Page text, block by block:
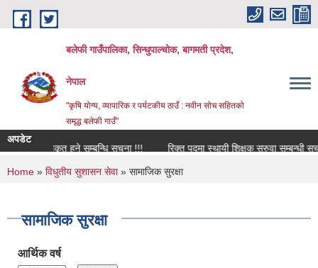
Skip to main content
बलेफी गाउँपालिका, सिन्धुपाल्चोक, बागमती प्रदेश,
नेपाल
"कृषि योग्य, व्यापारिक र पर्यटकीय ठाउँ : नवीन सोच सहितको
समृद्ध बलेफी गाउँ"
अपडेट
तथा सूचिकृत हुने सम्बन्धि सूचना !!!
रिक्त पदमा स्थायी शिक्षक सरुवा सम्बन्धी सूचना
You are here
Home » विधुतीय सुशासन सेवा» सामाजिक सुरक्षा
सामाजिक सुरक्षा
आर्थिक वर्ष